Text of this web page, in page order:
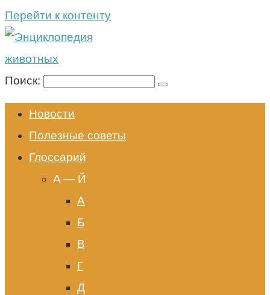
Перейти к контенту
Поиск:
Новости
Полезные советы
Глоссарий
A — Й
А
Б
В
Г
Д